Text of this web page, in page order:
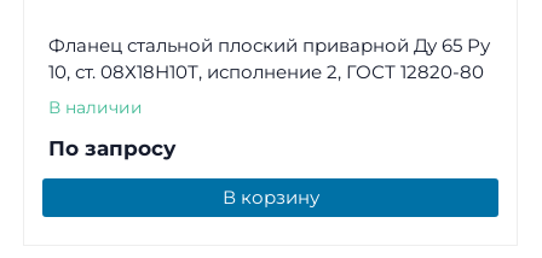
Фланец стальной плоский приварной Ду 65 Ру
10, ст. 08Х18Н10Т, исполнение 2, ГОСТ 12820-80
В наличии
По запросу
В корзину